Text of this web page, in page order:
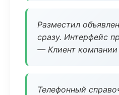
Разместил
сразу. Интерфейс
— Клиент компании
Телефонный